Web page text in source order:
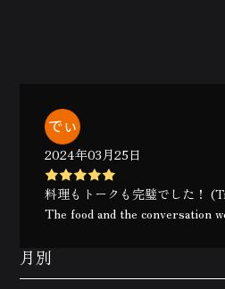
2024年03月25日
料理もトークも完璧でした！
The food and the conversation
月別